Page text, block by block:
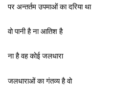
पर अन्तर्तम उपमाओं का दरिया था
वो पानी है ना आतिश है
ना है वह कोई जलधारा
जलधाराओं का गंतव्य है वो